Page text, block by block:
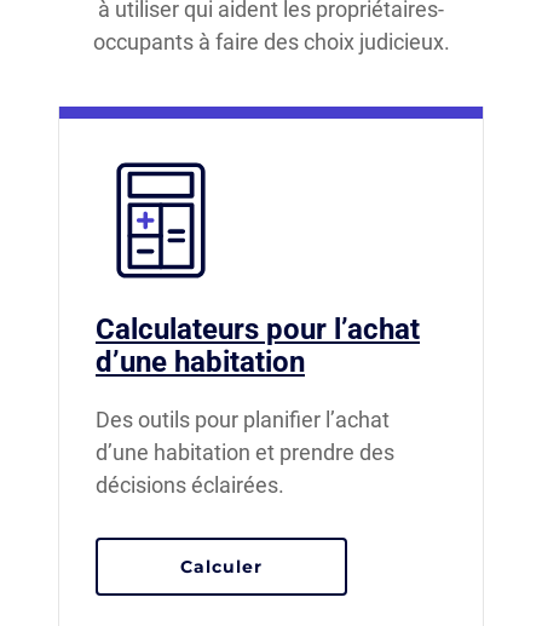
à utiliser qui aident les propriétaires-
occupants à faire des choix judicieux.
Calculateurs pour l’achat
d’une habitation
Des outils pour planifier l’achat
d’une habitation et prendre des
décisions éclairées.
Calculer